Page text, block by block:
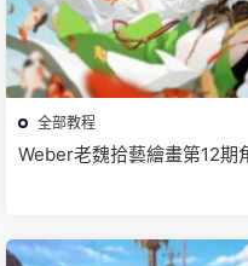
全部教程
Weber老魏拾藝繪畫第12期